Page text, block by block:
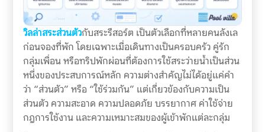
วิลล่าสระส่วนตัวกับสระรีสอร์ต เป็นตัวเลือกที่หลายคนลังเล
ก่อนจองที่พัก โดยเฉพาะเมื่อเดินทางเป็นครอบครัว คู่รัก
กลุ่มเพื่อน หรือทริปพักผ่อนที่ต้องการใช้สระว่ายน้ำเป็นส่วน
หนึ่งของประสบการณ์หลัก ความต่างสำคัญไม่ได้อยู่แค่คำ
ว่า “ส่วนตัว” หรือ “ใช้ร่วมกัน” แต่เกี่ยวข้องกับความเป็น
ส่วนตัว ความสะอาด ความปลอดภัย บรรยากาศ ค่าใช้จ่าย
กฎการใช้งาน และความเหมาะสมของผู้เข้าพักแต่ละกลุ่ม